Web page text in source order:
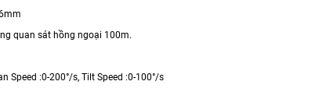
quan sát hồng ngoại 100m.
Speed :0-200°/s, Tilt Speed :0-100°/s